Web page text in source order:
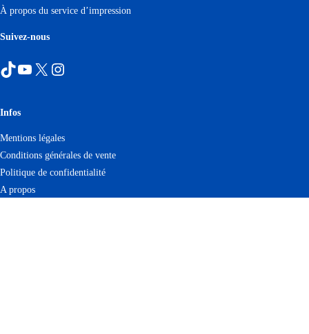
À propos du service d’impression
Suivez-nous
TikTok
YouTube
X Instagram
Infos
Mentions légales
Conditions générales de vente
Politique de confidentialité
A propos